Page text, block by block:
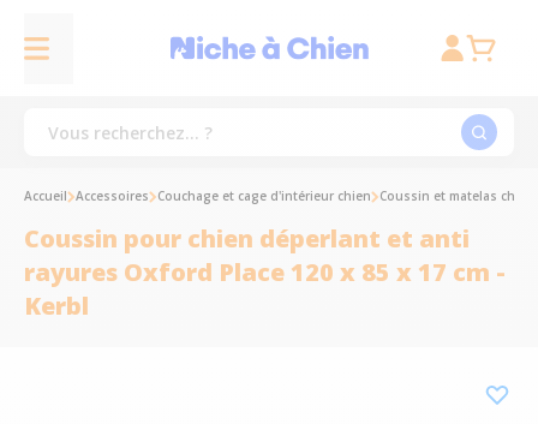
Accueil Accessoires Couchage et cage d'intérieur chien Coussin et matelas chien
Coussin pour chien déperlant et anti
rayures Oxford Place 120 x 85 x 17 cm -
Kerbl